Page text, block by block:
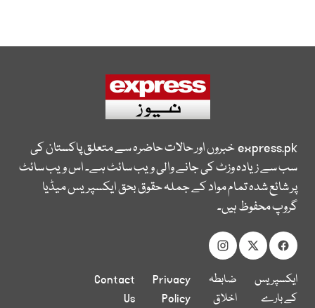
express.pkخبروں اور حالات حاضرہ سے متعلق پاکستان کی
سب سے زیادہ وزٹ کی جانے والی ویب سائٹ ہے۔ اس ویب سائٹ
پر شائع شدہ تمام مواد کے جملہ حقوق بحق ایکسپریس میڈیا
گروپ محفوظ ہیں۔
ایکسپریس
کے بارے
ضابطہ
اخلاق
Privacy
Policy
Contact
Us